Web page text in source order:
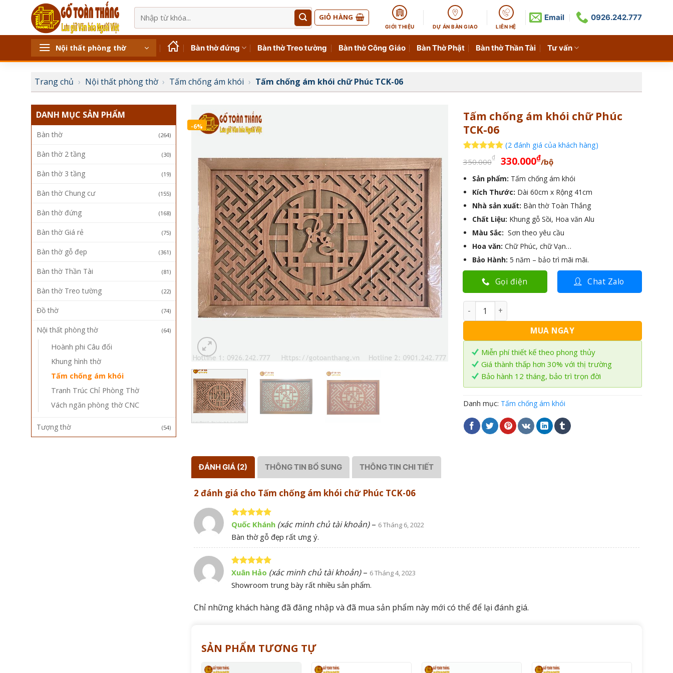
kiếm:
GIỎ HÀNG
GIỚI THIỆU DỰ ÁN BÀN GIAO LIÊN HỆ
Email 0926.242.777
Nội thất phòng thờ Bàn thờ đứng Bàn thờ Treo tường Bàn thờ Công Giáo Bàn Thờ Phật Bàn thờ Thần Tài Tư vấn
Trang chủ › Nội thất phòng thờ › Tấm chống ám khói › Tấm chống ám khói chữ Phúc TCK-06
DANH MỤC SẢN PHẨM
Bàn thờ (264)
Bàn thờ 2 tầng (30)
Bàn thờ 3 tầng (19)
Bàn thờ Chung cư (155)
Bàn thờ đứng (168)
Bàn thờ Giá rẻ (75)
Bàn thờ gỗ đẹp (361)
Bàn thờ Thần Tài (81)
Bàn thờ Treo tường (22)
Đồ thờ (74)
Nội thất phòng thờ (64)
Hoành phi Câu đối
Khung hình thờ
Tấm chống ám khói
Tranh Trúc Chỉ Phòng Thờ
Vách ngăn phòng thờ CNC
Tượng thờ (54)
-6%
Tấm chống ám khói chữ Phúc
TCK-06
dựa trên
(2 đánh giá của khách hàng)
350.000₫ Giá
gốc
là:
350.000₫.
330.000₫Giá
hiện
tại
là:
330.000₫.
/bộ
Sản phẩm: Tấm chống ám khói
Kích Thước: Dài 60cm x Rộng 41cm
Nhà sản xuất: Bàn thờ Toàn Thắng
Chất Liệu: Khung gỗ Sồi, Hoa văn Alu
Màu Sắc: Sơn theo yêu cầu
Hoa văn: Chữ Phúc, chữ Vạn…
Bảo Hành: 5 năm – bảo trì mãi mãi.
Gọi điện Chat Zalo
Tấm chống ám khói chữ Phúc TCK-06 số lượng
MUA NGAY
Miễn phí thiết kế theo phong thủy
Giá thành thấp hơn 30% với thị trường
Bảo hành 12 tháng, bảo trì trọn đời
Danh mục: Tấm chống ám khói
ĐÁNH GIÁ (2) THÔNG TIN BỔ SUNG THÔNG TIN CHI TIẾT
2 đánh giá cho Tấm chống ám khói chữ Phúc TCK-06
Được xếp
sao
Quốc Khánh (xác minh chủ tài khoản) – 6 Tháng 6, 2022
Bàn thờ gỗ đẹp rất ưng ý.
Được xếp
sao
Xuân Hảo (xác minh chủ tài khoản) – 6 Tháng 4, 2023
Showroom trung bày rất nhiều sản phẩm.
Chỉ những khách hàng đã đăng nhập và đã mua sản phẩm này mới có thể để lại đánh giá.
SẢN PHẨM TƯƠNG TỰ